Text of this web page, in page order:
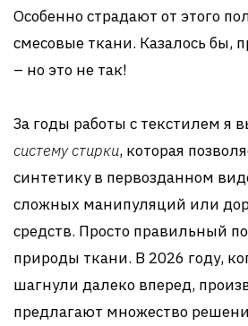
Особенно страдают от этого
смесовые ткани. Казалось бы,
– но это не так!
За годы работы с текстилем я
систему стирки, которая
синтетику в первозданном
сложных манипуляций или
средств. Просто правильный
природы ткани. В 2026 году,
шагнули далеко вперед,
предлагают множество